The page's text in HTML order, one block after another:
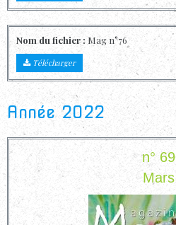
Nom du fichier : Mag n°76
Télécharger
Année 2022
n° 69
Mars